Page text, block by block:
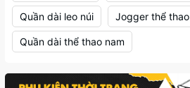
Quần dài leo núi Jogger thể thao
Quần dài thể thao nam